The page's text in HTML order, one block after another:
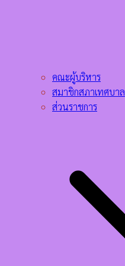
คณะผู้บริหาร
สมาชิกสภาเทศบาล
ส่วนราชการ